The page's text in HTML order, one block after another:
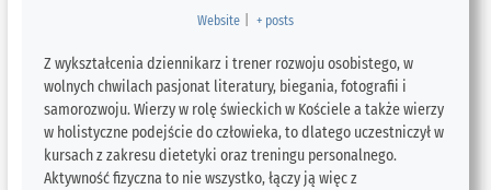
Website + posts
Z wykształcenia dziennikarz i trener rozwoju osobistego, w
wolnych chwilach pasjonat literatury, biegania, fotografii i
samorozwoju. Wierzy w rolę świeckich w Kościele a także wierzy
w holistyczne podejście do człowieka, to dlatego uczestniczył w
kursach z zakresu dietetyki oraz treningu personalnego.
Aktywność fizyczna to nie wszystko, łączy ją więc z